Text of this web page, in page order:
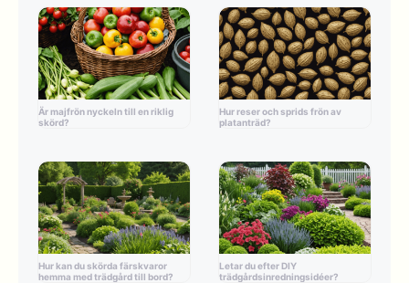
Är majfrön nyckeln till en riklig
skörd?
Hur reser och sprids frön av
platanträd?
Hur kan du skörda färskvaror
hemma med trädgård till bord?
Letar du efter DIY
trädgårdsinredningsidéer?